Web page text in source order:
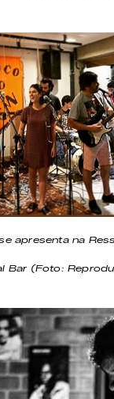
apresenta na
Bar (Foto: